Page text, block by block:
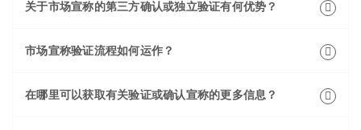
关于市场宣称的第三方确认或独立验证有何优势？
市场宣称验证流程如何运作？
在哪里可以获取有关验证或确认宣称的更多信息？